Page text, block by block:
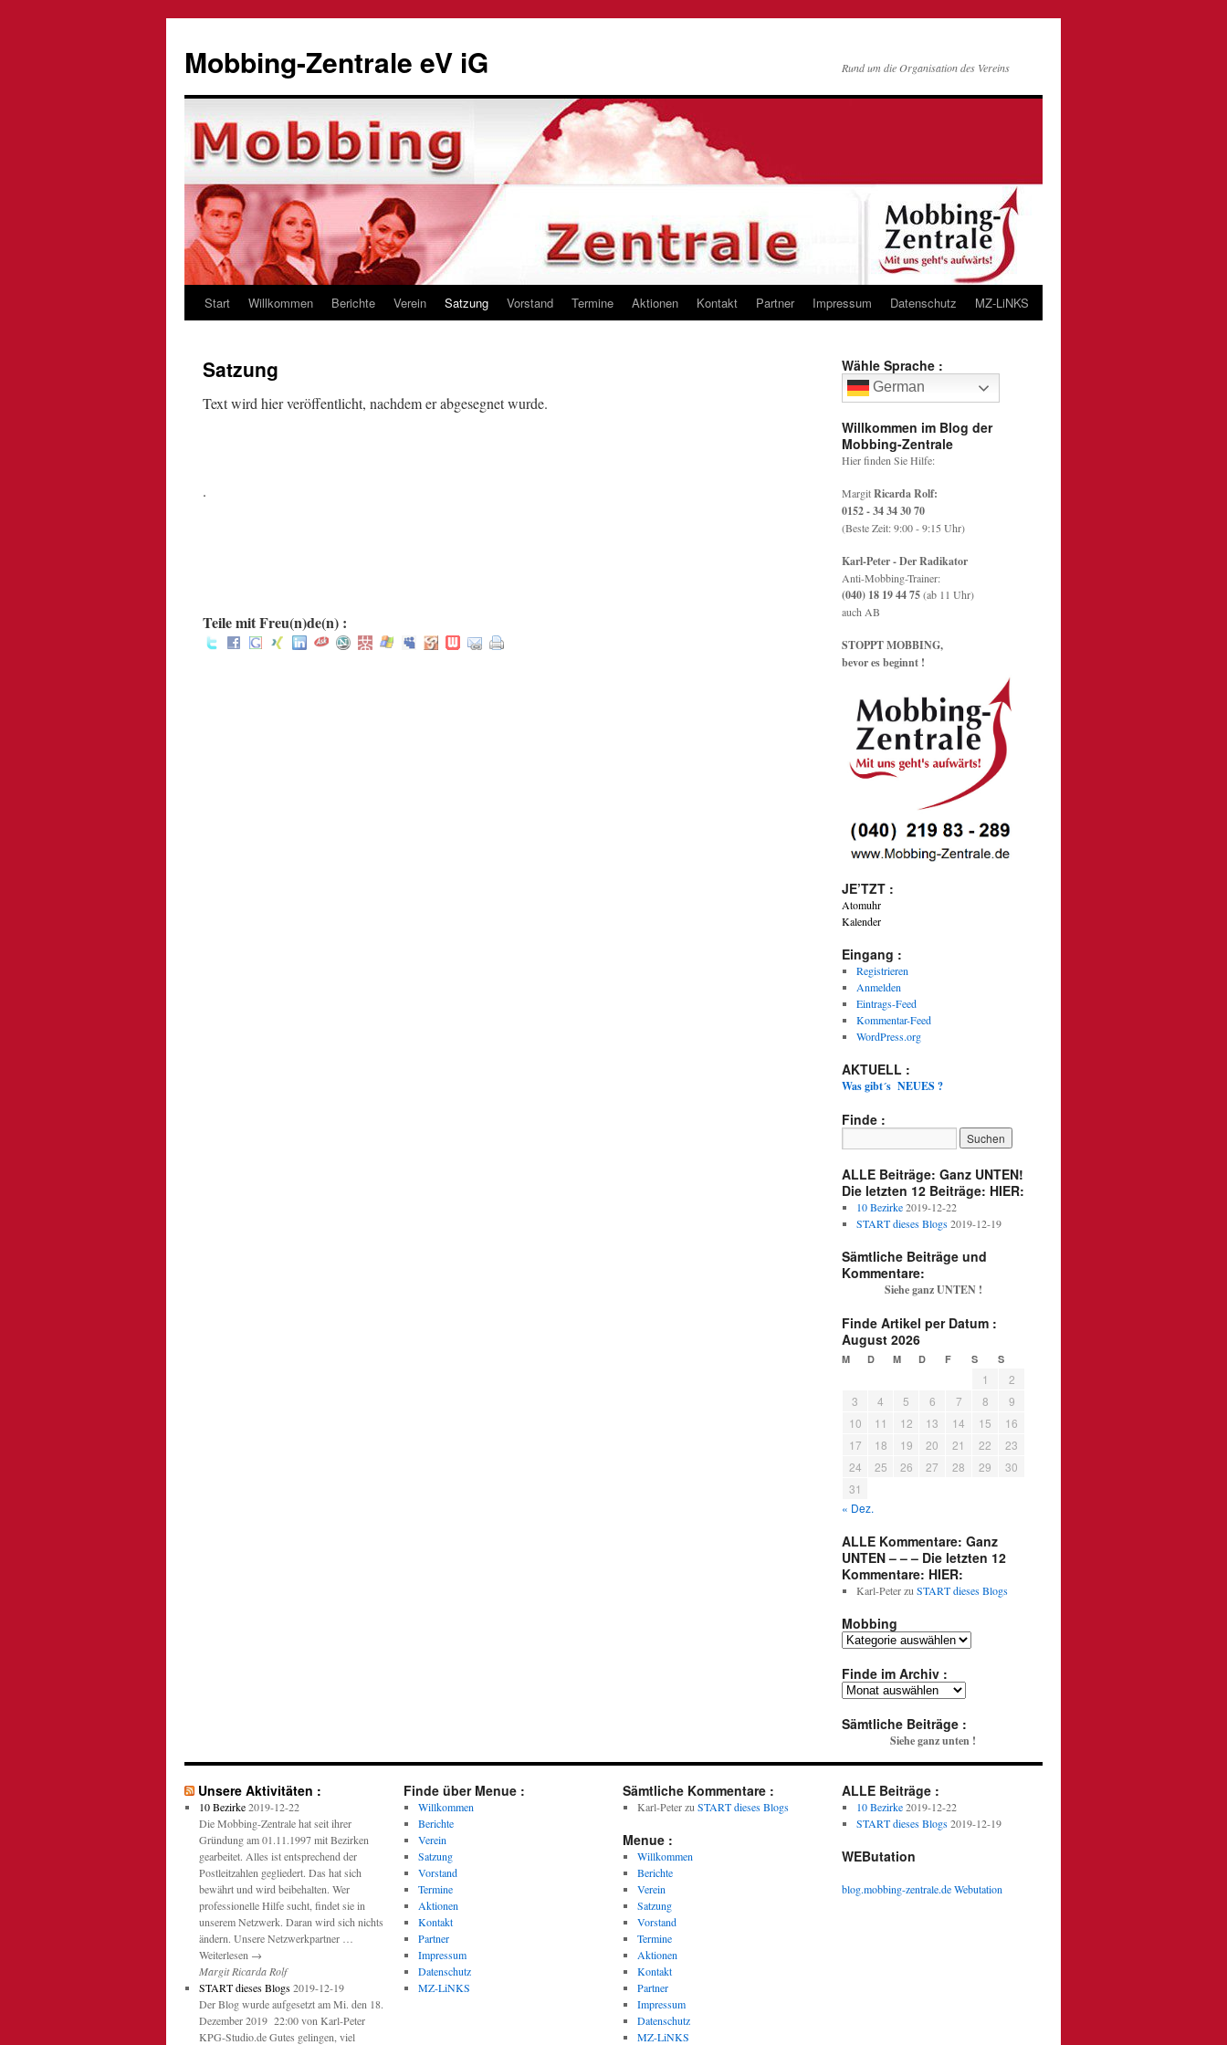
springen
Mobbing-Zentrale eV iG Rund um die Organisation des Vereins
Start Willkommen Berichte Verein Satzung Vorstand Termine Aktionen Kontakt Partner Impressum Datenschutz MZ-LiNKS
Satzung
Text wird hier veröffentlicht, nachdem er abgesegnet wurde.
.
Teile mit Freu(n)de(n) :
Wähle Sprache :
German
Willkommen im Blog der
Mobbing-Zentrale
Hier finden Sie Hilfe:
MargitRicarda Rolf:
0152 - 34 34 30 70
(Beste Zeit: 9:00 - 9:15 Uhr)
Karl-Peter - Der Radikator
Anti-Mobbing-Trainer:
(040) 18 19 44 75(ab 11 Uhr)
auch AB
STOPPT MOBBING,
bevor es beginnt !
JE’TZT :
Atomuhr
Kalender
Eingang :
Registrieren
Anmelden
Eintrags-Feed
Kommentar-Feed
WordPress.org
AKTUELL :
Was gibt´s NEUES ?
Finde :
ALLE Beiträge: Ganz UNTEN!
Die letzten 12 Beiträge: HIER:
10 Bezirke 2019-12-22
START dieses Blogs 2019-12-19
Sämtliche Beiträge und
Kommentare:
Siehe ganz UNTEN !
Finde Artikel per Datum :
August 2026
M D M D F S S
1
2
3
4 5 6 7 8
9
10
11 12 13 14 15
16
17
18 19 20 21 22
23
24
25 26 27 28 29
30
31
« Dez.
ALLE Kommentare: Ganz
UNTEN – – – Die letzten 12
Kommentare: HIER:
Karl-Peterzu START dieses Blogs
Mobbing
Mobbing
Finde im Archiv :
Finde
Archiv
Sämtliche Beiträge :
Siehe ganz unten !
Unsere Aktivitäten :
10 Bezirke 2019-12-22
Die Mobbing-Zentrale hat seit ihrer
Gründung am 01.11.1997 mit Bezirken
gearbeitet. Alles ist entsprechend der
Postleitzahlen gegliedert. Das hat sich
bewährt und wird beibehalten. Wer
professionelle Hilfe sucht, findet sie in
unserem Netzwerk. Daran wird sich nichts
ändern. Unsere Netzwerkpartner …
Weiterlesen →
Margit Ricarda Rolf
START dieses Blogs 2019-12-19
Der Blog wurde aufgesetzt am Mi. den 18.
Dezember 2019 22:00 von Karl-Peter
KPG-Studio.de Gutes gelingen, viel
Finde über Menue :
Willkommen
Berichte
Verein
Satzung
Vorstand
Termine
Aktionen
Kontakt
Partner
Impressum
Datenschutz
MZ-LiNKS
Sämtliche Kommentare :
Karl-Peterzu START dieses Blogs
Menue :
Willkommen
Berichte
Verein
Satzung
Vorstand
Termine
Aktionen
Kontakt
Partner
Impressum
Datenschutz
MZ-LiNKS
ALLE Beiträge :
10 Bezirke 2019-12-22
START dieses Blogs 2019-12-19
WEButation
blog.mobbing-zentrale.de Webutation